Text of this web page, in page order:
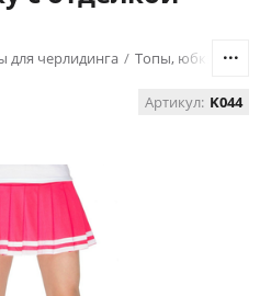
для черлидинга / Топы, юбки, шорты
Артикул: K044